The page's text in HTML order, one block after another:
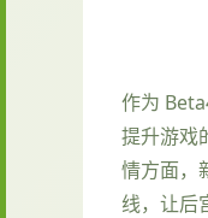
作为
提升游戏
情方面，
线，让后